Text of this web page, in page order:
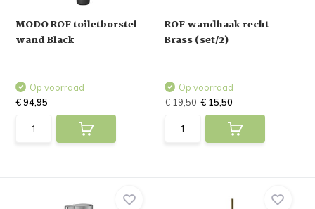
MODO ROF toiletborstel
wand Black
Op voorraad
€ 94,95
ROF wandhaak recht
Brass (set/2)
Op voorraad
€ 19,50 € 15,50